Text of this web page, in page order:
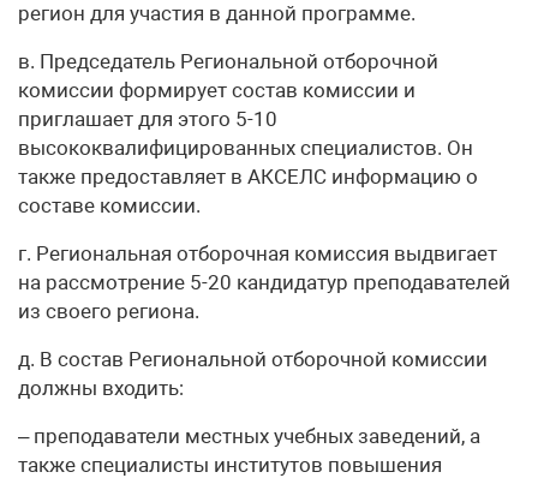
регион для участия в данной программе.
в. Председатель Региональной отборочной
комиссии формирует состав комиссии и
приглашает для этого 5-10
высококвалифицированных специалистов. Он
также предоставляет в АКСЕЛС информацию о
составе комиссии.
г. Региональная отборочная комиссия выдвигает
на рассмотрение 5-20 кандидатур преподавателей
из своего региона.
д. В состав Региональной отборочной комиссии
должны входить:
– преподаватели местных учебных заведений, а
также специалисты институтов повышения